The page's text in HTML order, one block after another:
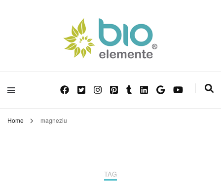
Blog Bioelemente
Home magneziu
TAG